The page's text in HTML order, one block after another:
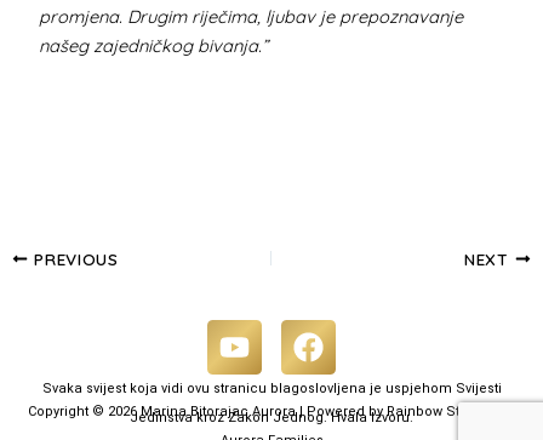
promjena. Drugim riječima, ljubav je prepoznavanje
našeg zajedničkog bivanja.”
PREVIOUS NEXT
Y
o
u
F
a
c
Svaka svijest koja vidi ovu stranicu blagoslovljena je uspjehom Svijesti
Jedinstva kroz Zakon Jednog. Hvala Izvoru.
Copyright © 2026 Marina Bitorajac Aurora | Powered by Rainbow Storm and